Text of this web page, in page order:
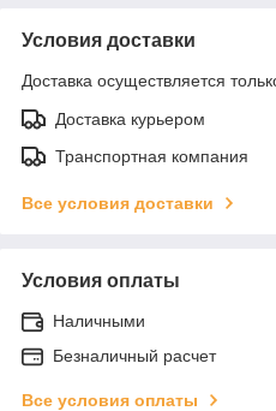
Условия доставки
Доставка осуществляется
Доставка курьером
Транспортная компания
Все условия доставки
Условия оплаты
Наличными
Безналичный расчет
Все условия оплаты